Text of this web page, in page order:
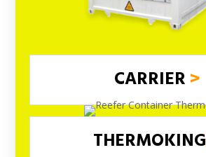
CARRIER >
THERMOKING